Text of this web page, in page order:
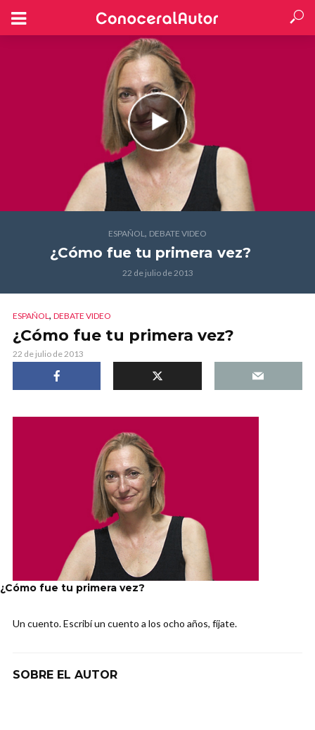
ESPAÑOL, DEBATE VIDEO
¿Cómo fue tu primera vez?
22 de julio de 2013
ESPAÑOL, DEBATE VIDEO
¿Cómo fue tu primera vez?
22 de julio de 2013
¿Cómo fue tu primera vez?
Un cuento. Escribí un cuento a los ocho años, fíjate.
SOBRE EL AUTOR